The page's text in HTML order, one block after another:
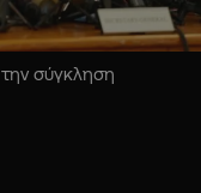
σύγκληση